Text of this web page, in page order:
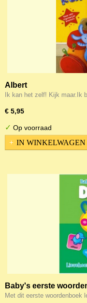
Albert
Ik kan het zelf! Kijk maar.Ik
€ 5,95
✓ Op voorraad
IN WINKELWAGEN
Baby's eerste
Met dit eerste